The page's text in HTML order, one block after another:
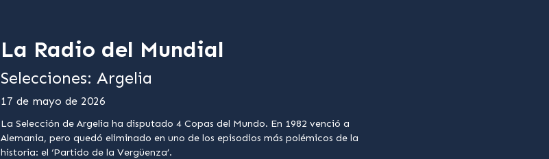
La Radio del Mundial
Selecciones: Argelia
17 de mayo de 2026
La Selección de Argelia ha disputado 4 Copas del Mundo. En 1982 venció a
Alemania, pero quedó eliminado en uno de los episodios más polémicos de la
historia: el ‘Partido de la Vergüenza’.